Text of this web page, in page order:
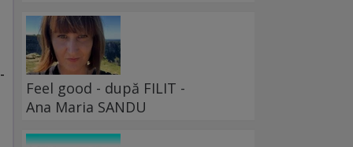
Feel good - după FILIT -
Ana Maria SANDU